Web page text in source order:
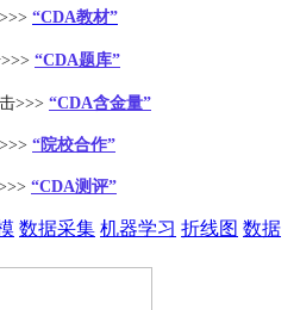
“CDA教材”
“CDA题库”
>>> “CDA含金量”
“院校合作”
“CDA测评”
数据采集 机器学习 折线图 数据